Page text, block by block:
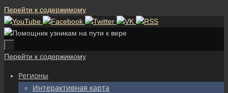
Перейти к содержимому
Перейти к содержимому
Регионы
Интерактивная карта